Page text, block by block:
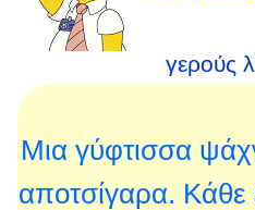
γερούς
Μια γύφτισσα
αποτσίγαρα.